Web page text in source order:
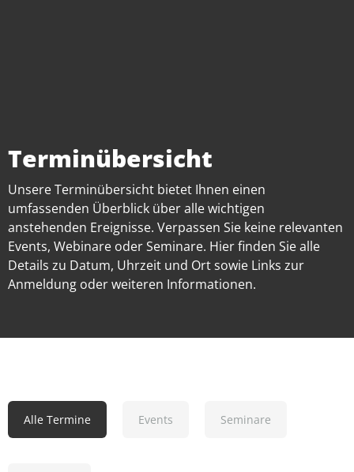
Terminübersicht
Unsere Terminübersicht bietet Ihnen einen
umfassenden Überblick über alle wichtigen
anstehenden Ereignisse. Verpassen Sie keine relevanten
Events, Webinare oder Seminare. Hier finden Sie alle
Details zu Datum, Uhrzeit und Ort sowie Links zur
Anmeldung oder weiteren Informationen.
Alle Termine Events Seminare